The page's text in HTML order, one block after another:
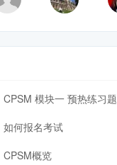
CPSM 模块一 预热练习题
如何报名考试
CPSM概览